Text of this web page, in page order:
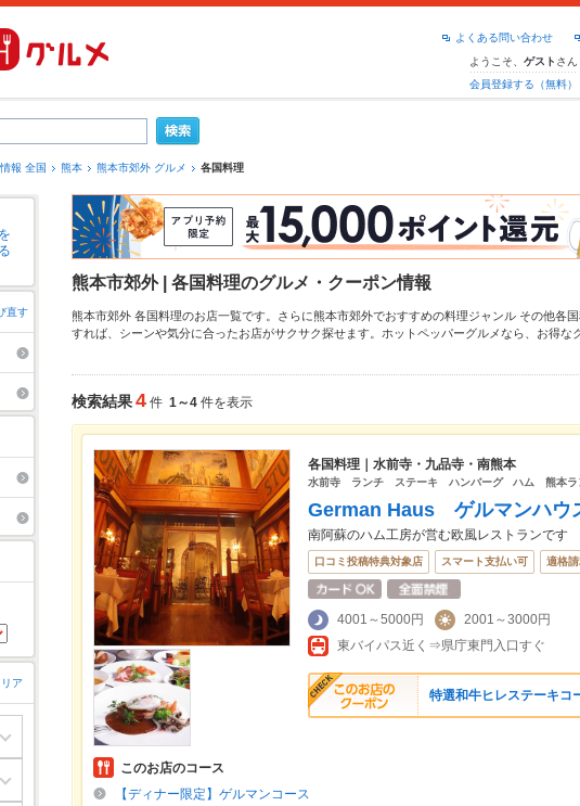
よくある問い合わせ
ようこそ、 ゲスト さん
会員登録する（無料）
報 全国 熊本 熊本市郊外 グルメ 各国料理
直す
ア
熊本市郊外 | 各国料理のグルメ・クーポン情報
熊本市郊外 各国料理のお店一覧です。さらに熊本市郊外でおすすめの料理ジャンル その他各
すれば、シーンや気分に合ったお店がサクサク探せます。ホットペッパーグルメなら、お得
検索結果4 件 1～4 件を表示
各国料理｜水前寺・九品寺・南熊本
水前寺 ランチ ステーキ ハンバーグ ハム 熊本
German Haus ゲルマンハウ
南阿蘇のハム工房が営む欧風レストランです
口コミ投稿特典対象店 スマート支払い可 適格
4001～5000円
2001～3000円
東バイパス近く⇒県庁東門入口すぐ
特選和牛ヒレステーキコ
このお店のコース
【ディナー限定】ゲルマンコース